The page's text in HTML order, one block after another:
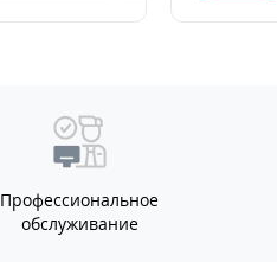
Профессиональное
обслуживание